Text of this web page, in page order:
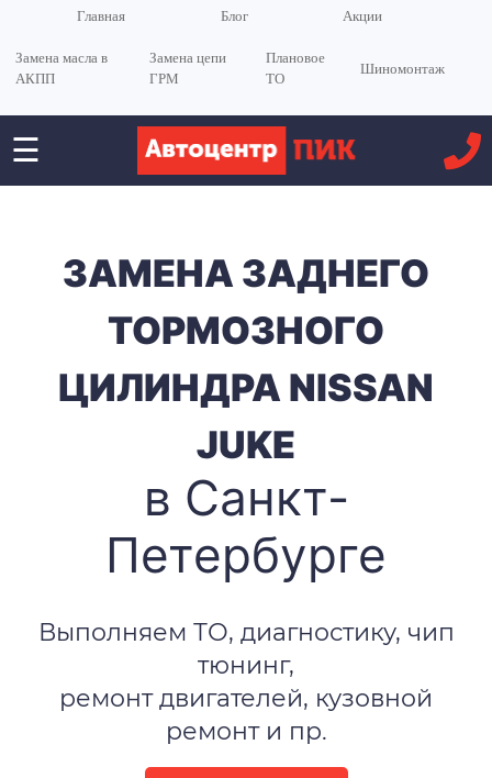
Главная Блог Акции
Замена масла в
АКПП
Замена цепи
ГРМ
Плановое
ТО
Шиномонтаж
☰
ЗАМЕНА ЗАДНЕГО
ТОРМОЗНОГО
ЦИЛИНДРА NISSAN
JUKE
в Санкт-
Петербурге
Выполняем ТО, диагностику, чип
тюнинг,
ремонт двигателей, кузовной
ремонт и пр.